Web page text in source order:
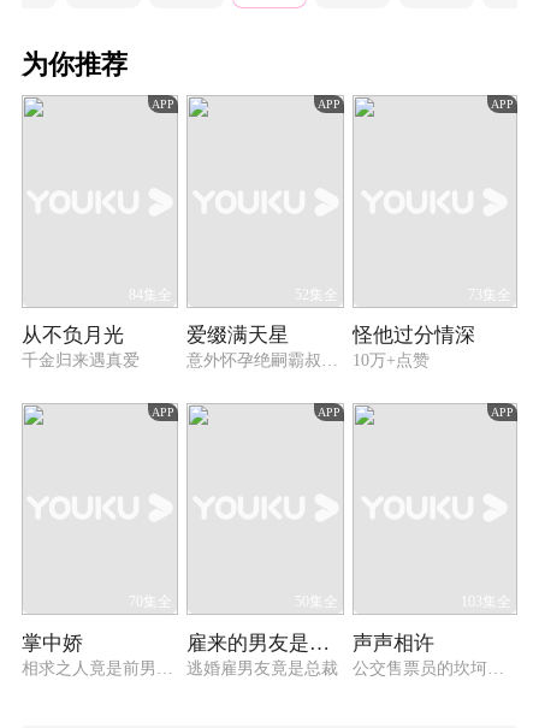
为你推荐
APP
84集全
从不负月光
千金归来遇真爱
APP
52集全
爱缀满天星
意外怀孕绝嗣霸叔宠上天
APP
73集全
怪他过分情深
10万+点赞
APP
70集全
掌中娇
相求之人竟是前男友？
APP
50集全
雇来的男友是总裁
逃婚雇男友竟是总裁
APP
103集全
声声相许
公交售票员的坎坷相亲路